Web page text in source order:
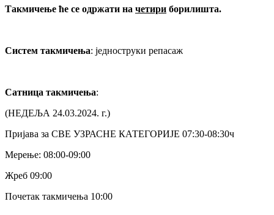
Такмичење ће се одржати на четири борилишта.
Систем такмичења: једноструки репасаж
Сатница такмичења:
(НЕДЕЉА 24.03.2024. г.)
Пријава за СВЕ УЗРАСНЕ КАТЕГОРИЈЕ 07:30-08:30ч
Мерење: 08:00-09:00
Жреб 09:00
Почетак такмичења 10:00